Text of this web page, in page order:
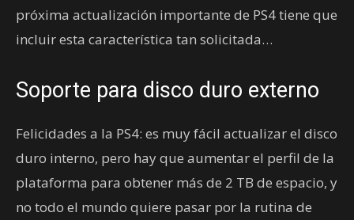
próxima actualización importante de PS4 tiene que
incluir esta característica tan solicitada…
Soporte para disco duro externo
Felicidades a la PS4: es muy fácil actualizar el disco
duro interno, pero hay que aumentar el perfil de la
plataforma para obtener más de 2 TB de espacio, y
no todo el mundo quiere pasar por la rutina de